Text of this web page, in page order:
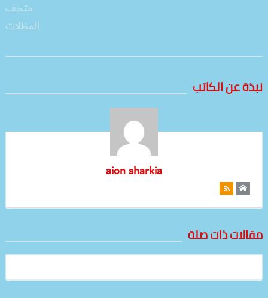
نبذة عن الكاتب
aion sharkia
مقالات ذات صلة